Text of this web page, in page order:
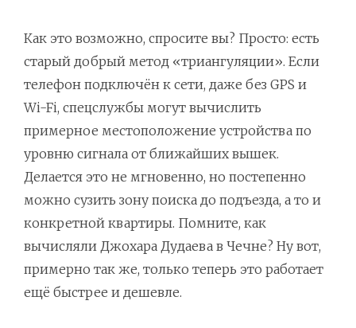
Как это возможно, спросите вы? Просто: есть
старый добрый метод «триангуляции». Если
телефон подключён к сети, даже без GPS и
Wi-Fi, спецслужбы могут вычислить
примерное местоположение устройства по
уровню сигнала от ближайших вышек.
Делается это не мгновенно, но постепенно
можно сузить зону поиска до подъезда, а то и
конкретной квартиры. Помните, как
вычисляли Джохара Дудаева в Чечне? Ну вот,
примерно так же, только теперь это работает
ещё быстрее и дешевле.